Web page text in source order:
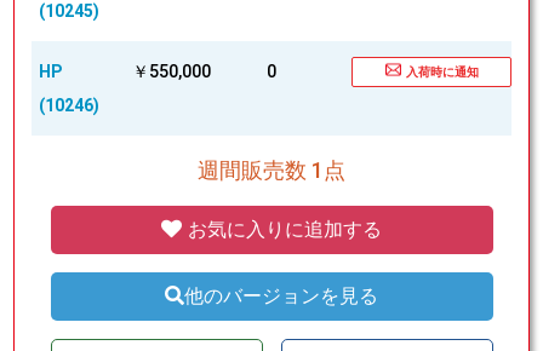
(10245)
HP
(10246)
￥550,000 0 入荷時に通知
週間販売数 1点
お気に入りに追加する
他のバージョンを見る